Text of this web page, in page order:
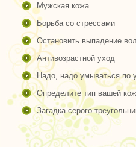
мужская кожа
борьба со стрессами
остановить выпадение
антивозрастной уход
надо, надо умываться по
определите тип вашей
загадка серого